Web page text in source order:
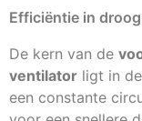
Efficiëntie in
De kern van de
ventilator ligt in de
een constante